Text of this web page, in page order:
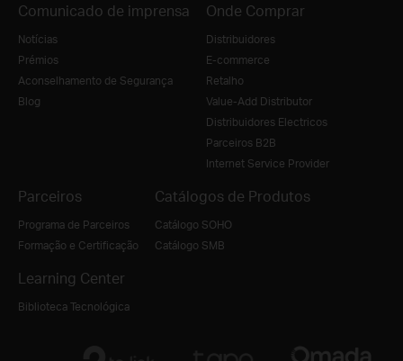
Comunicado de imprensa
Notícias
Prémios
Aconselhamento de Segurança
Blog
Onde Comprar
Distribuidores
E-commerce
Retalho
Value-Add Distributor
Distribuidores Electricos
Parceiros B2B
Internet Service Provider
Parceiros
Programa de Parceiros
Formação e Certificação
Catálogos de Produtos
Catálogo SOHO
Catálogo SMB
Learning Center
Biblioteca Tecnológica